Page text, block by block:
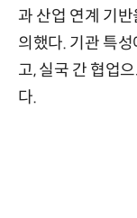
과 산업 연계 기
의했다. 기관 특
고, 실국 간 협업
다.